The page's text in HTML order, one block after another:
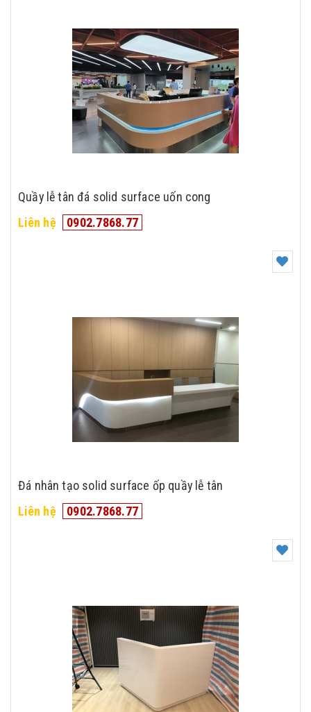
Quầy lễ tân đá solid surface uốn cong
Liên hệ
0902.7868.77
Đá nhân tạo solid surface ốp quầy lễ tân
Liên hệ
0902.7868.77